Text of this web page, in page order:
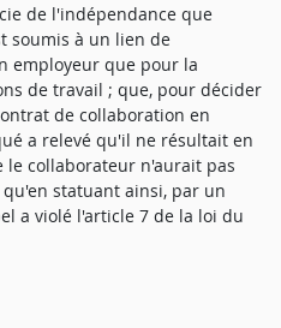
de l'indépendance que
soumis à un lien de
employeur que pour la
de travail ; que, pour décider
de collaboration en
a relevé qu'il ne résultait en
collaborateur n'aurait pas
statuant ainsi, par un
a violé l'article 7 de la loi du